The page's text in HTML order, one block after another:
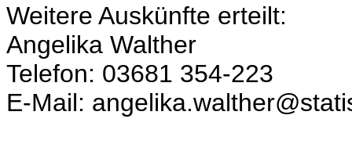
Weitere Auskünfte erteilt:
Angelika Walther
Telefon: 03681 354-223
E-Mail: